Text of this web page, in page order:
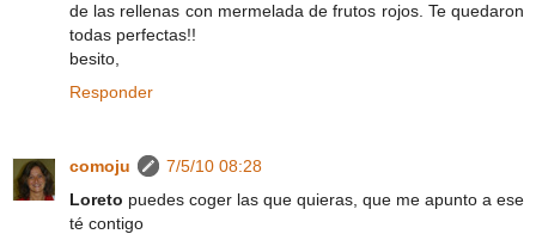
de las rellenas con mermelada de frutos rojos. Te quedaron
todas perfectas!!
besito,
Responder
comoju
7/5/10 08:28
Loreto puedes coger las que quieras, que me apunto a ese
té contigo